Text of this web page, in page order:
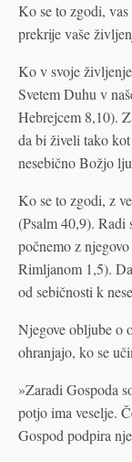
Ko se to zgodi,
prekrije vaše
Ko v svoje
Svetem Duhu v
Hebrejcem 8,10).
da bi živeli tako
nesebično Božjo
Ko se to zgodi, z
(Psalm 40,9). Radi
počnemo z
Rimljanom 1,5).
od sebičnosti k
Njegove obljube o
ohranjajo, ko se
»Zaradi Gospoda
potjo ima veselje.
Gospod podpira